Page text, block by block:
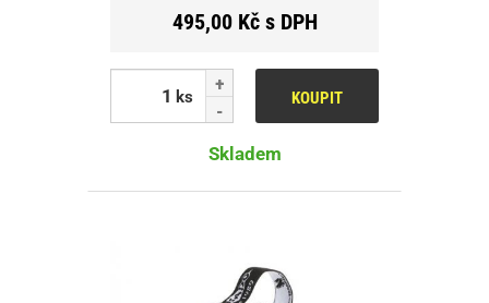
495,00 Kč s DPH
ks KOUPIT
Skladem